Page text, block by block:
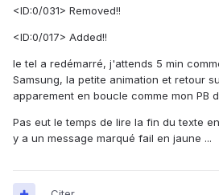
<ID:0/031> Removed!!
<ID:0/017> Added!!
le tel a redémarré, j'attends 5 min
Samsung, la petite animation et retour
apparement en boucle comme mon PB
Pas eut le temps de lire la fin du texte
y a un message marqué fail en jaune ...